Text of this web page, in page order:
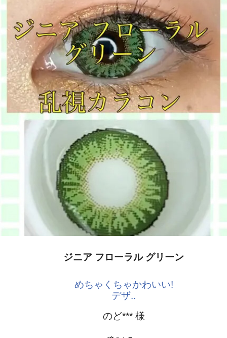
ジニア フローラル グリーン
めちゃくちゃかわいい!
デザ..
のど*** 様